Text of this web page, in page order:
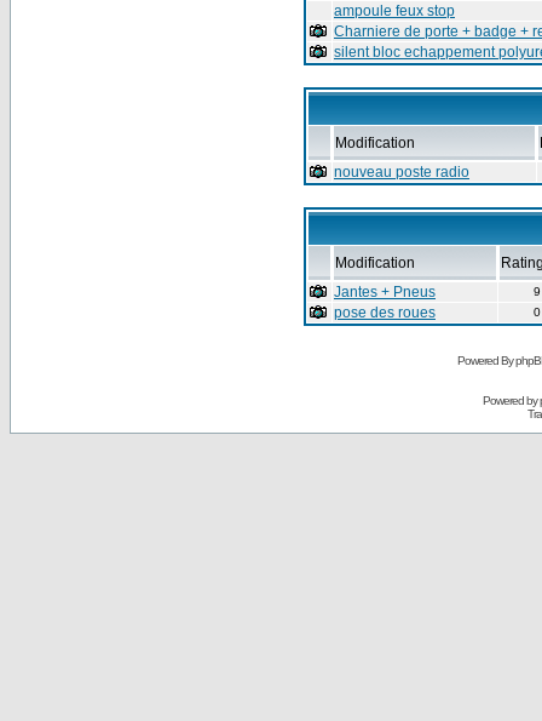
ampoule feux stop
Charniere de porte + badge +
silent bloc echappement
Modification
nouveau poste radio
Modification
Jantes + Pneus
9
pose des roues 0
Powered By
Powered by